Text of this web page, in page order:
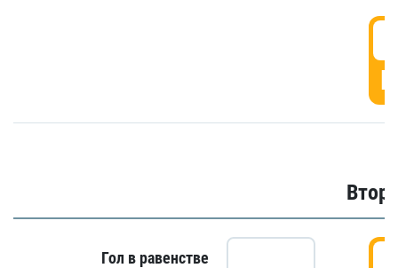
Гол в равенстве